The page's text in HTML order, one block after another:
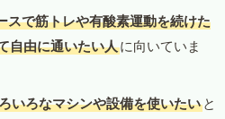
スで筋トレや有酸素運動を続けた
自由に通いたい人に向いていま
いろなマシンや設備を使いたい と